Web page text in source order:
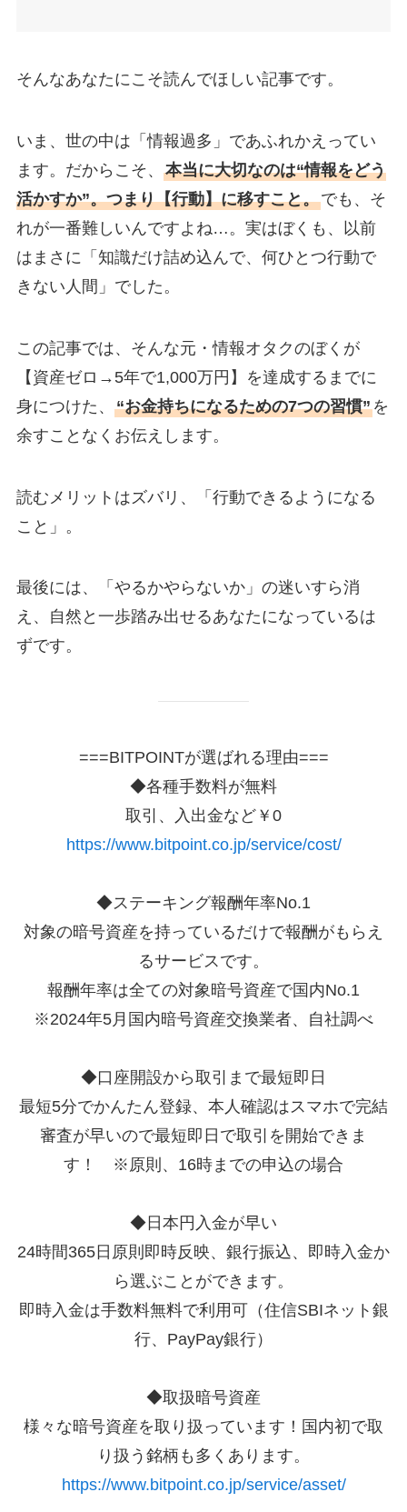
そんなあなたにこそ読んでほしい記事です。
いま、世の中は「情報過多」であふれかえってい
ます。だからこそ、 本当に大切なのは“情報をどう
活かすか”。つまり【行動】に移すこと。でも、そ
れが一番難しいんですよね…。実はぼくも、以前
はまさに「知識だけ詰め込んで、何ひとつ行動で
きない人間」でした。
この記事では、そんな元・情報オタクのぼくが
【資産ゼロ→5年で1,000万円】を達成するまでに
身につけた、 “お金持ちになるための7つの習慣”を
余すことなくお伝えします。
読むメリットはズバリ、「行動できるようになる
こと」。
最後には、「やるかやらないか」の迷いすら消
え、自然と一歩踏み出せるあなたになっているは
ずです。
===BITPOINTが選ばれる理由===
◆各種手数料が無料
取引、入出金など￥0
https://www.bitpoint.co.jp/service/cost/
◆ステーキング報酬年率No.1
対象の暗号資産を持っているだけで報酬がもらえ
るサービスです。
報酬年率は全ての対象暗号資産で国内No.1
※2024年5月国内暗号資産交換業者、自社調べ
◆口座開設から取引まで最短即日
最短5分でかんたん登録、本人確認はスマホで完結
審査が早いので最短即日で取引を開始できま
す！ ※原則、16時までの申込の場合
◆日本円入金が早い
24時間365日原則即時反映、銀行振込、即時入金か
ら選ぶことができます。
即時入金は手数料無料で利用可（住信SBIネット銀
行、PayPay銀行）
◆取扱暗号資産
様々な暗号資産を取り扱っています！国内初で取
り扱う銘柄も多くあります。
https://www.bitpoint.co.jp/service/asset/